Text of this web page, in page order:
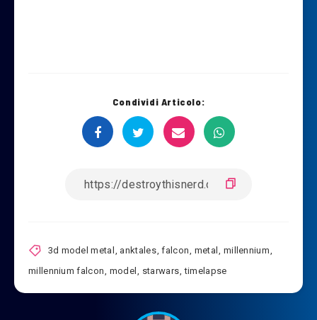
Condividi Articolo:
3d model metal , anktales,falcon, metal , millennium,
millennium falcon, model , starwars,timelapse